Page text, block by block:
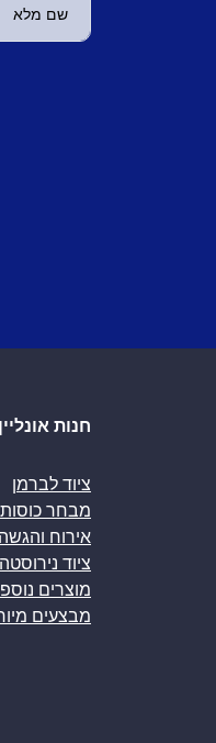
חנות אונליין
ציוד לברמן
מבחר כוסות
אירוח והגשה
ציוד
מוצרים
מבצעים